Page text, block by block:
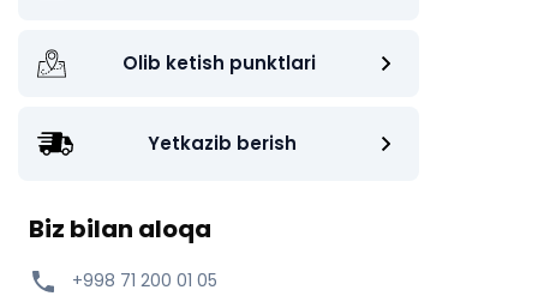
Olib ketish punktlari
Yetkazib berish
Biz bilan aloqa
+998 71 200 01 05